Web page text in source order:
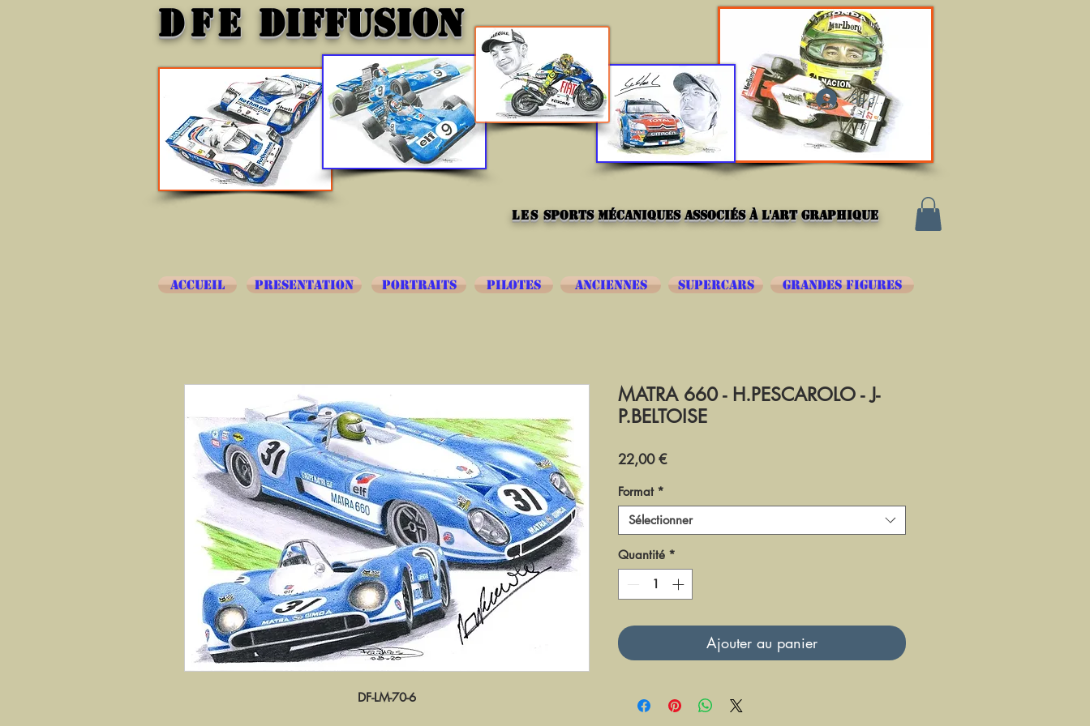
DFE DIFFUSION
Se connecter
lessports mécaniques associés à l'art graphique
DF-LM-70-6
MATRA 660 - H.PESCAROLO - J-
P.BELTOISE
22,00 €Prix
Format *
Sélectionner
Quantité *
Ajouter au panier
SUPERCARS
ANCIENNES
PILOTES
PORTRAITS
PRESENTATION
ACCUEIL GRANDES FIGURES